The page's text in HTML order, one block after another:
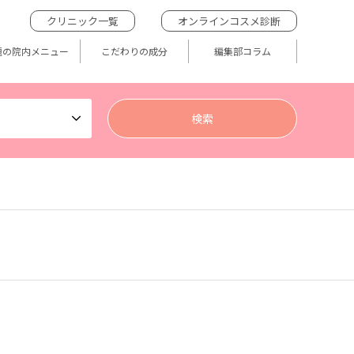
クリニック一覧 オンラインコスメ診断
院内メニュー こだわりの成分 編集部コラム